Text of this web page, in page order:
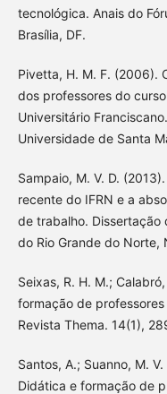
tecnológica. Anais do
Brasília, DF.
Pivetta, H. M. F. (2006).
dos professores do
Universitário
Universidade de Santa
Sampaio, M. V. D.
recente do IFRN e a
de trabalho. Dissertação
do Rio Grande do Norte,
Seixas, R. H. M.;
formação de
Revista Thema. 14(1),
Santos, A.; Suanno, M.
Didática e formação de